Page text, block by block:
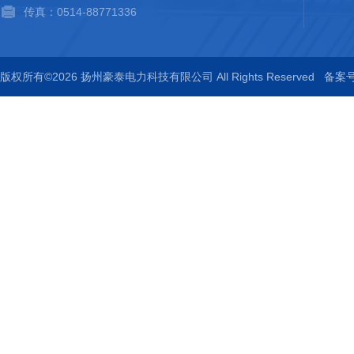
传真：0514-88771336
版权所有©2026 扬州豪泰电力科技有限公司 All Rights Reserved 备案